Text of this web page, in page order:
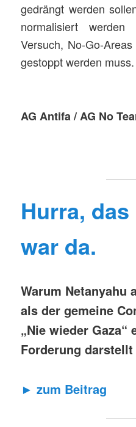
gedrängt werden
normalisiert
Versuch, No-Go-
gestoppt werden muss.
AG Antifa / AG No
Hurra,
war da.
Warum Netanyahu
als der gemeine
„Nie wieder Gaza“
Forderung darstellt
►zum Beitrag